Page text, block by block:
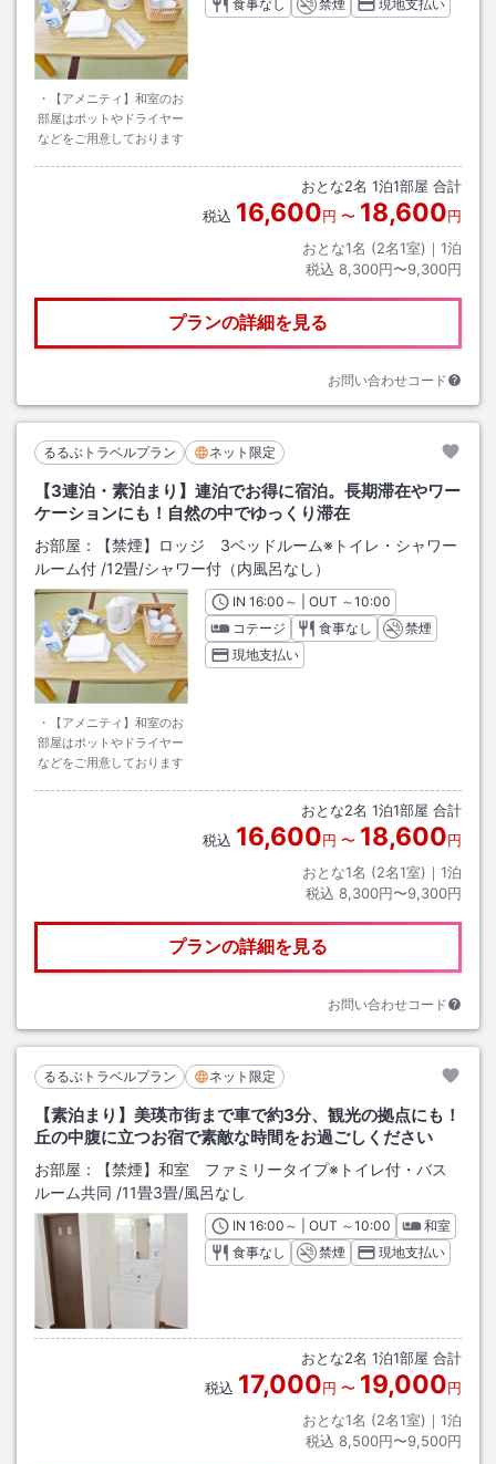
・【アメニティ】和室のお
部屋はポットやドライヤー
などをご用意しております
食事なし 禁煙 現地支払い
おとな2名 1泊1部屋 合計
税込 16,600円 〜 18,600円
おとな1名 (2名1室)｜ 1泊
税込 8,300円〜9,300円
プランの詳細を見る
お問い合わせコード
るるぶトラベルプラン ネット限定
【3連泊・素泊まり】連泊でお得に宿泊。長期滞在やワー
ケーションにも！自然の中でゆっくり滞在
お部屋：
【禁煙】ロッジ 3ベッドルーム※トイレ・シャワー
ルーム付 /12畳/シャワー付（内風呂なし）
・【アメニティ】和室のお
部屋はポットやドライヤー
などをご用意しております
INチェックイン
16:00 ～ | OUT チェックアウト
～10:00
コテージ
食事なし
禁煙
現地支払い
おとな2名 1泊1部屋 合計
税込 16,600円 〜 18,600円
おとな1名 (2名1室)｜ 1泊
税込 8,300円〜9,300円
プランの詳細を見る
お問い合わせコード
るるぶトラベルプラン ネット限定
【素泊まり】美瑛市街まで車で約3分、観光の拠点にも！
丘の中腹に立つお宿で素敵な時間をお過ごしください
お部屋：
【禁煙】和室 ファミリータイプ※トイレ付・バス
ルーム共同 /11畳3畳/風呂なし
INチェックイン
16:00 ～ | OUT チェックアウト
～10:00
和室
食事なし
禁煙 現地支払い
おとな2名 1泊1部屋 合計
税込 17,000円 〜 19,000円
おとな1名 (2名1室)｜ 1泊
税込 8,500円〜9,500円